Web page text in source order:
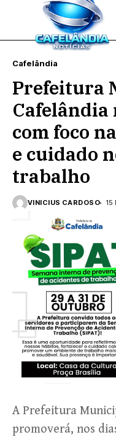
Cafelândia
Prefeitura
Cafelândia
com foco
e cuidado
trabalho
VINICIUS CARDOSO 15
A Prefeitura
promoverá, nos